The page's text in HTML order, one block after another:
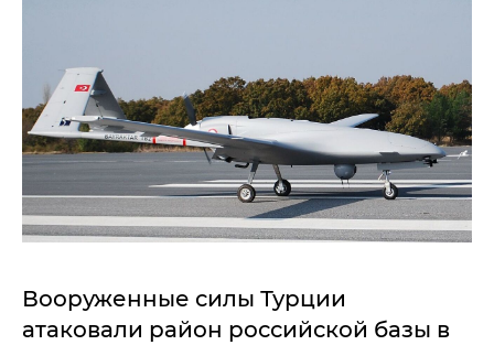
Вооруженные силы Турции
атаковали район российской базы в